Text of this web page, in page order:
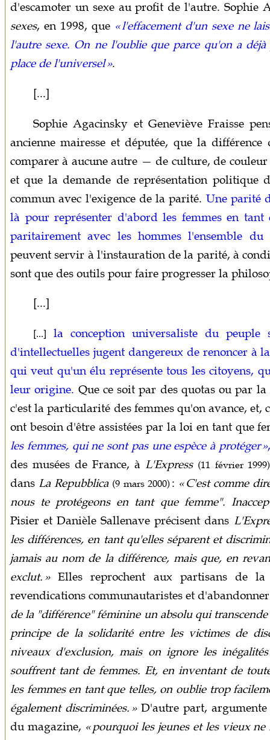
d'escamoter un sexe au profit de l'autre. Sophie
sexes, en 1998, que « l'effacement d'un sexe ne
l'autre sexe. On ne l'oublie que parce qu'on a
place de l'universel ».
[...]
Sophie Agacinsky et Geneviève Fraisse
ancienne mairesse et députée, que la
comparer à aucune autre — de culture, de
et que la demande de représentation politique
commun avec l'exigence de la parité. Une parité
là pour représenter d'abord les femmes en tant
paritairement avec les hommes l'ensemble du
peuvent servir à l'instauration de la parité, à
sont que des outils pour faire progresser la
[...]
[...]
la conception universaliste du
d'intellectuelles jugent dangereux de renoncer à
qui veut qu'un élu représente tous les citoyens,
leur origine. Que ce soit par des quotas ou par
c'est la particularité des femmes qu'on avance,
ont besoin d'être assistées par la loi en tant que
les femmes, qui ne sont pas une espèce à protéger »
des musées de France, à L'Express (11 février 1999)
dans La Repubblica (9 mars 2000): « C'est comme
nous te protégeons en tant que femme".
Pisier et Danièle Sallenave précisent dans
les différences, en tant qu'elles séparent et
jamais au nom de la différence, mais que, en
exclut. »Elles reprochent aux partisans de
revendications communautaristes et
de la "différence" féminine un absolu qui
principe de la solidarité entre les victimes de
niveaux d'exclusion, mais on ignore les
souffrent tant de femmes. Et, en inventant de
les femmes en tant que telles, on oublie trop
également discriminées. »D'autre part, argumente
du magazine, « pourquoi les jeunes et les vieux